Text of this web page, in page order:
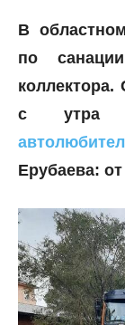
В
по санации
коллектора.
с утра
Ерубаева: